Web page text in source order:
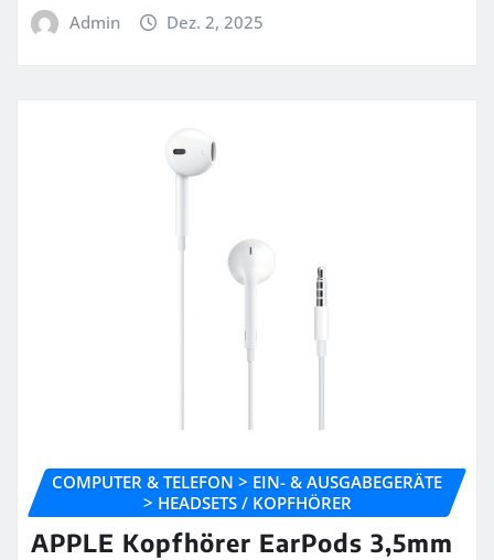
Admin Dez. 2, 2025
COMPUTER & TELEFON > EIN- & AUSGABEGERÄTE
> HEADSETS / KOPFHÖRER
APPLE Kopfhörer EarPods 3,5mm